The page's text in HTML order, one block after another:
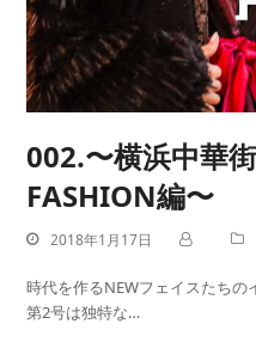
002.〜横浜中華
FASHION編〜
2018年1月17日
時代を作るNEWフェイスたちの
第2号は独特な…